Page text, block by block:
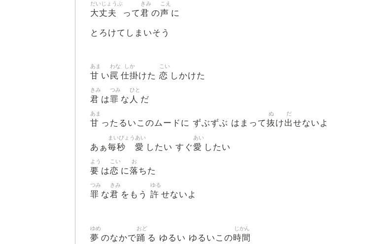
大丈夫
だいじょうぶ
って君
きみ
の声
こえ
に
とろけてしまいそう
甘
あま
い罠
わな
仕掛
しか
けた 恋
こい
しかけた
君
きみ
は罪
つみ
な 人
ひと
だ
甘
あま
ったるいこのムードに ずぶずぶ はまって抜
ぬ
け出
だ
せないよ
あぁ毎秒
まいびょう
愛
あい
したい すぐ愛
あい
したい
要
よう
は恋
こい
に落
お
ちた
罪
つみ
な君
きみ
をもう 許
ゆる
せないよ
夢
ゆめ
のなかで踊
おど
る ゆるい ゆるいこの時間
じかん